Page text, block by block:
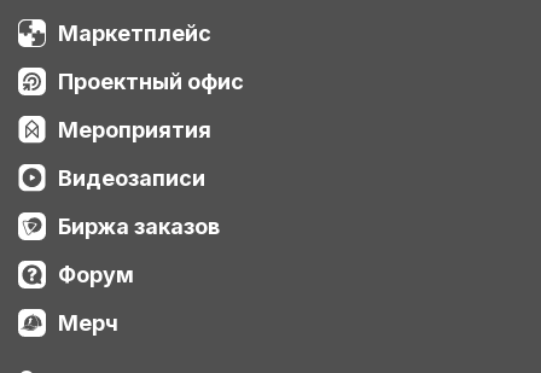
Маркетплейс
Проектный офис
Мероприятия
Видеозаписи
Биржа заказов
Форум
Мерч